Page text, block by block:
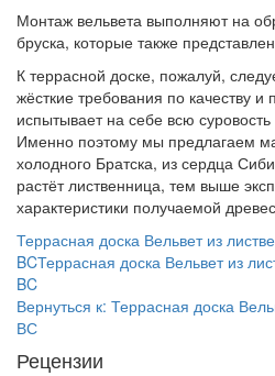
Монтаж вельвета выполняют на
бруска, которые также
К террасной доске, пожалуй,
жёсткие требования по качеству и
испытывает на себе всю суровость
Именно поэтому мы предлагаем
холодного Братска, из сердца
растёт лиственница, тем выше
характеристики получаемой
Террасная доска Вельвет из
BCТеррасная доска Вельвет из
BC
Вернуться к: Террасная доска
ВС
Рецензии